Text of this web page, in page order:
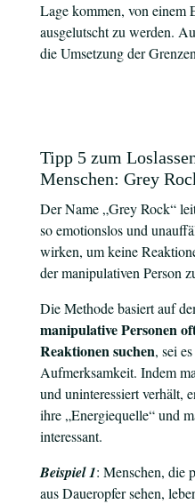
Lage kommen, von einem
ausgelutscht zu werden.
die Umsetzung der
Tipp 5 zum
Menschen: Grey
Der Name „Grey Rock“
so emotionslos und
wirken, um keine
der manipulativen Person
Die Methode basiert auf
manipulative Personen
Reaktionen suchen, sei
Aufmerksamkeit. Indem
und uninteressiert verhält,
ihre „Energiequelle“ und
interessant.
Beispiel 1: Menschen, die
aus Daueropfer sehen,